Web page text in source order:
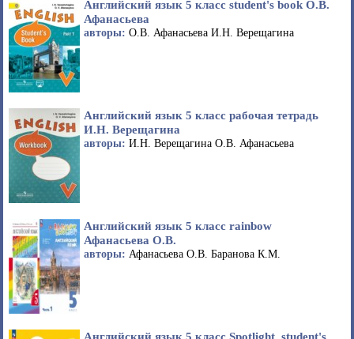
Английский язык 5 класс student's book О.В.
Афанасьева
авторы: О.В. Афанасьева И.Н. Верещагина
Английский язык 5 класс рабочая тетрадь
И.Н. Верещагина
авторы: И.Н. Верещагина О.В. Афанасьева
Английский язык 5 класс rainbow
Афанасьева О.В.
авторы: Афанасьева О.В. Баранова К.М.
Английский язык 5 класс Spotlight, student's